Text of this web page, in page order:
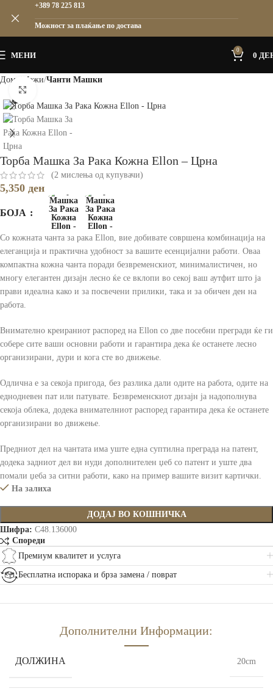
МЕНИ
0
0
Дома Мажи Чанти Машки
Торба Машка За Рака Кожна Ellon – Црна
(2 мислења од купувачи)
5,350 ден
БОЈА
Со кожната чанта за рака Ellon, вие добивате совршена комбинација на
елеганција и практична удобност за вашите есенцијални работи. Оваа
компактна кожна чанта поради безвременскиот, минималистичен, но
многу елегантен дизајн лесно ќе се вклопи во секој ваш аутфит што ја
прави идеална како и за посвечени прилики, така и за обичен ден на
работа.
Внимателно креираниот распоред на Ellon со две посебни прегради ќе ги
собере сите ваши основни работи и гарантира дека ќе останете лесно
организирани, дури и кога сте во движење.
Одлична е за секоја пригода, без разлика дали одите на работа, одите на
еднодневен пат или патувате. Безвременскиот дизајн ја надополнува
секоја облека, додека внимателниот распоред гарантира дека ќе останете
организирани во движење.
Предниот дел на чантата има уште една суптилна преграда на патент,
додека задниот дел ви нуди дополнителен џеб со патент и уште два
помали џеба за ситни работи, како на пример вашите визит картички.
На залиха
ДОДАЈ ВО КОШНИЧКА
Шифра: C48.136000
Спореди
Премиум квалитет и услуга
Бесплатна испорака и брза замена / поврат
Дополнителни Информации:
ДОЛЖИНА 20cm
+389 78 225 813
Можност за плаќање по достава